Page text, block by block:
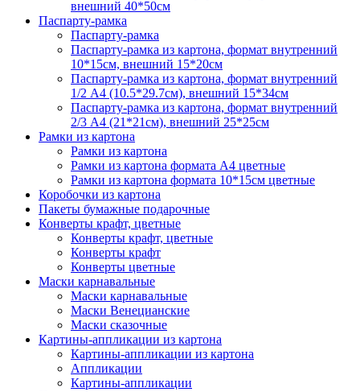
внешний 40*50см
Паспарту-рамка
Паспарту-рамка
Паспарту-рамка из картона, формат внутренний
10*15см, внешний 15*20см
Паспарту-рамка из картона, формат внутренний
1/2 А4 (10.5*29.7см), внешний 15*34см
Паспарту-рамка из картона, формат внутренний
2/3 А4 (21*21см), внешний 25*25см
Рамки из картона
Рамки из картона
Рамки из картона формата А4 цветные
Рамки из картона формата 10*15см цветные
Коробочки из картона
Пакеты бумажные подарочные
Конверты крафт, цветные
Конверты крафт, цветные
Конверты крафт
Конверты цветные
Маски карнавальные
Маски карнавальные
Маски Венецианские
Маски сказочные
Картины-аппликации из картона
Картины-аппликации из картона
Аппликации
Картины-аппликации